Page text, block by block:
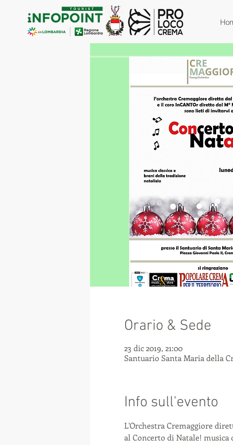
Orario & Sede
23 dic 2019, 21:00
Santuario Santa Maria della
Info sull'evento
L'Orchestra Cremaggiore
al Concerto di Natale! musica